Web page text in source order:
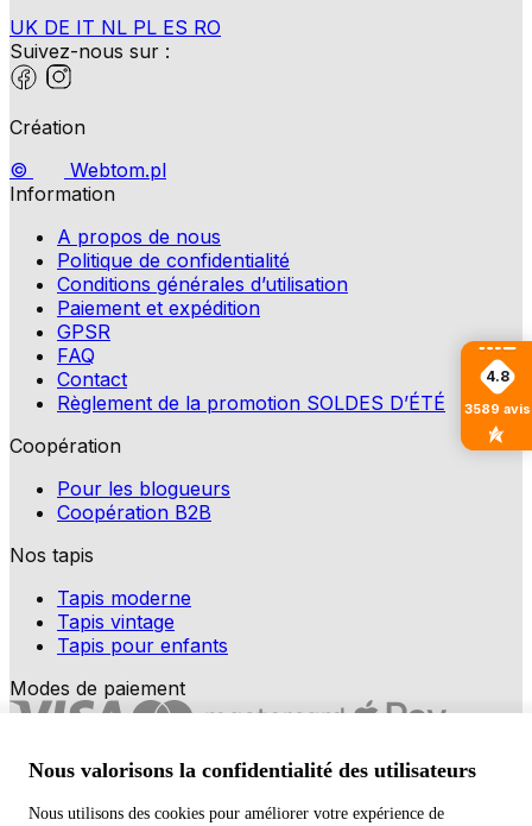
UK DE IT NL PL ES RO
Suivez-nous sur :
Création
©
Webtom.pl
Information
A propos de nous
Politique de confidentialité
Conditions générales d’utilisation
Paiement et expédition
GPSR
FAQ
Contact
Règlement de la promotion SOLDES D’ÉTÉ
Coopération
Pour les blogueurs
Coopération B2B
Nos tapis
Tapis moderne
Tapis vintage
Tapis pour enfants
Modes de paiement
4.8
3589 avis
Nous valorisons la confidentialité des utilisateurs
Nous utilisons des cookies pour améliorer votre expérience de